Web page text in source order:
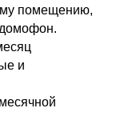
помещению,
и